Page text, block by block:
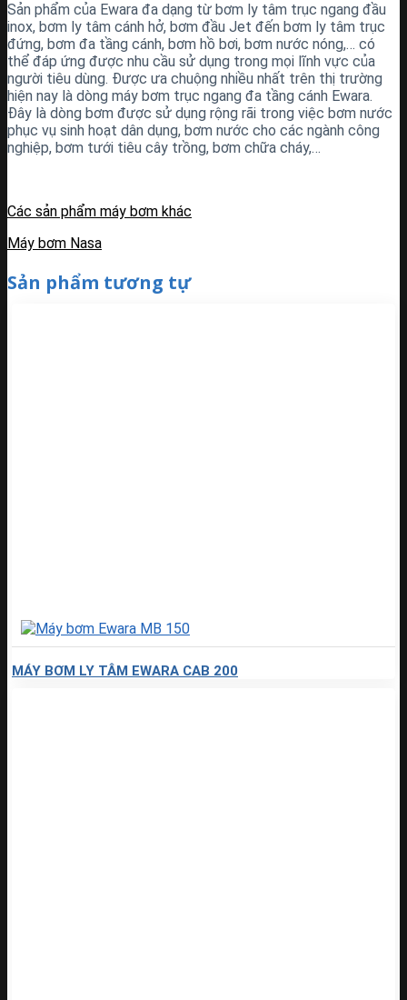
Sản phẩm của Ewara đa dạng từ bơm ly tâm trục ngang đầu
inox, bơm ly tâm cánh hở, bơm đầu Jet đến bơm ly tâm trục
đứng, bơm đa tầng cánh, bơm hồ bơi, bơm nước nóng,… có
thể đáp ứng được nhu cầu sử dụng trong mọi lĩnh vực của
người tiêu dùng. Được ưa chuộng nhiều nhất trên thị trường
hiện nay là dòng máy bơm trục ngang đa tầng cánh Ewara.
Đây là dòng bơm được sử dụng rộng rãi trong việc bơm nước
phục vụ sinh hoạt dân dụng, bơm nước cho các ngành công
nghiệp, bơm tưới tiêu cây trồng, bơm chữa cháy,…
Các sản phẩm máy bơm khác
Máy bơm Nasa
Sản phẩm tương tự
MÁY BƠM LY TÂM EWARA CAB 200